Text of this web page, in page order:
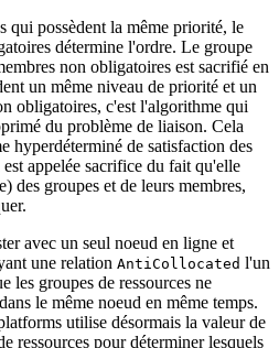
qui possèdent la même priorité, le
détermine l'ordre. Le groupe
non obligatoires est sacrifié en
un même niveau de priorité et un
obligatoires, c'est l'algorithme qui
du problème de liaison. Cela
hyperdéterminé de satisfaction des
appelée sacrifice du fait qu'elle
des groupes et de leurs membres,
avec un seul noeud en ligne et
une relation AntiCollocated l'un
les groupes de ressources ne
le même noeud en même temps.
utilise désormais la valeur de
ressources pour déterminer lesquels